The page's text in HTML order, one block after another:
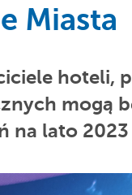
Miasta
hoteli,
mogą
na lato 2023